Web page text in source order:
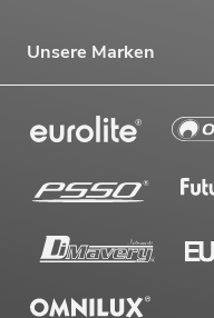
Unsere Marken